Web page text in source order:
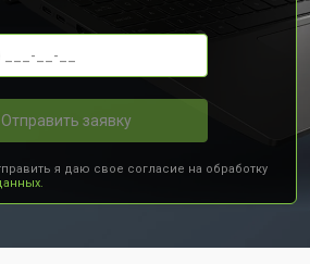
Отправить заявку
я даю свое согласие на обработку